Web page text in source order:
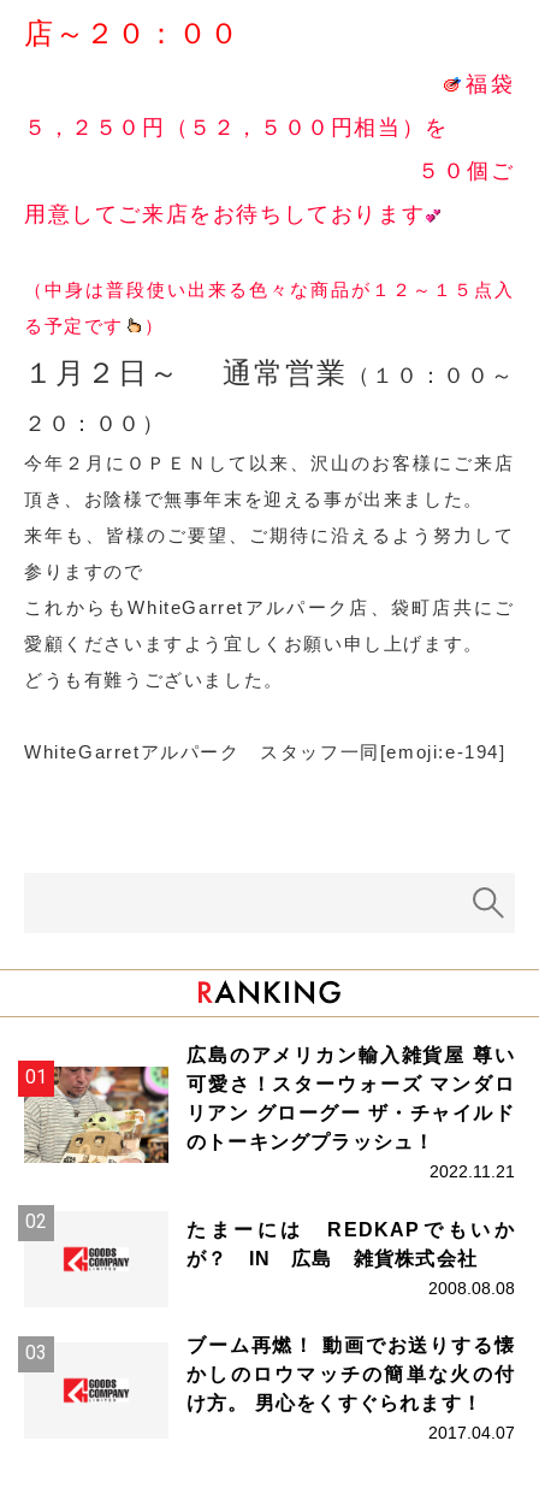
店～２０：００
福袋
５，２５０円（５２，５００円相当）を
５０個ご
用意してご来店をお待ちしております
（中身は普段使い出来る色々な商品が１２～１５点入
る予定です
）
１月２日～ 通常営業
（１０：００～
２０：００）
今年２月にＯＰＥＮして以来、沢山のお客様にご来店
頂き、お陰様で無事年末を迎える事が出来ました。
来年も、皆様のご要望、ご期待に沿えるよう努力して
参りますので
これからもWhiteGarretアルパーク店、袋町店共にご
愛顧くださいますよう宜しくお願い申し上げます。
どうも有難うございました。
WhiteGarretアルパーク スタッフ一同[emoji:e-194]
広島のアメリカン輸入雑貨屋 尊い
可愛さ！スターウォーズ マンダロ
リアン グローグー ザ・チャイルド
のトーキングプラッシュ！
2022.11.21
たまーには REDKAPでもいか
が？ IN 広島 雑貨株式会社
2008.08.08
ブーム再燃！ 動画でお送りする懐
かしのロウマッチの簡単な火の付
け方。 男心をくすぐられます！
2017.04.07